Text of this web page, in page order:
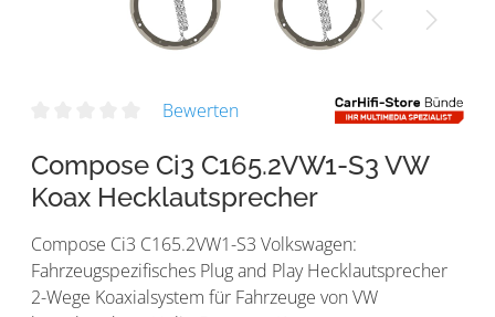
Bewerten
Compose Ci3 C165.2VW1-S3 VW
Koax Hecklautsprecher
Compose Ci3 C165.2VW1-S3 Volkswagen:
Fahrzeugspezifisches Plug and Play Hecklautsprecher
2-Wege Koaxialsystem für Fahrzeuge von VW